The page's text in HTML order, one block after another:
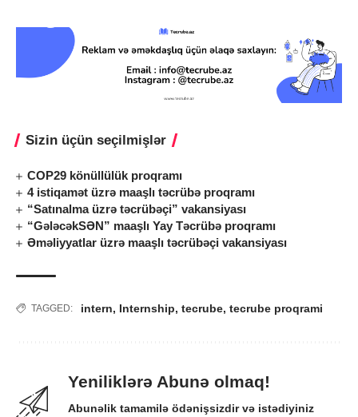
Sizin üçün seçilmişlər
COP29 könüllülük proqramı
4 istiqamət üzrə maaşlı təcrübə proqramı
“Satınalma üzrə təcrübəçi” vakansiyası
“GələcəkSƏN” maaşlı Yay Təcrübə proqramı
Əməliyyatlar üzrə maaşlı təcrübəçi vakansiyası
TAGGED: intern, Internship, tecrube, tecrube proqrami
Yeniliklərə Abunə olmaq!
Abunəlik tamamilə ödənişsizdir və istədiyiniz